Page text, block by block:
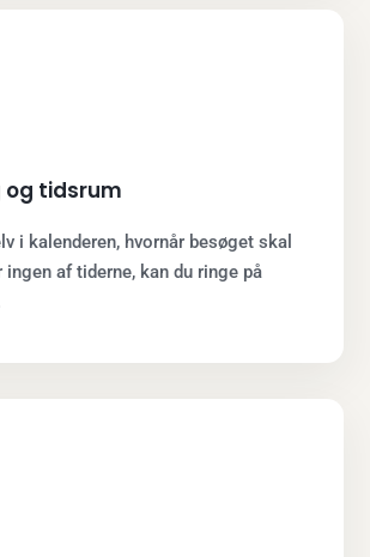
tidsrum
i kalenderen, hvornår besøget skal
ingen af tiderne, kan du ringe på